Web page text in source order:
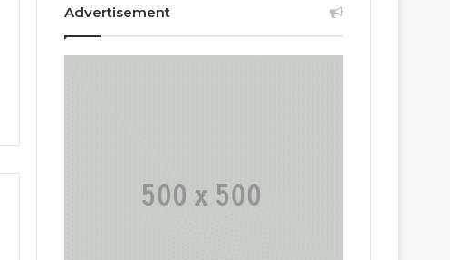
Advertisement